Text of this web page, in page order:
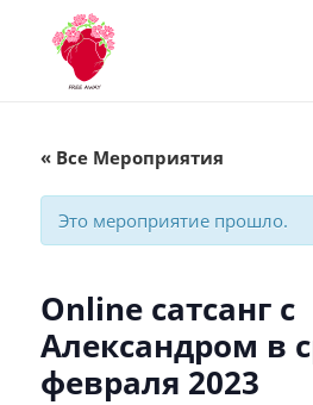
« Все Мероприятия
Это мероприятие прошло.
Online сатсанг с
Александром в
февраля 2023